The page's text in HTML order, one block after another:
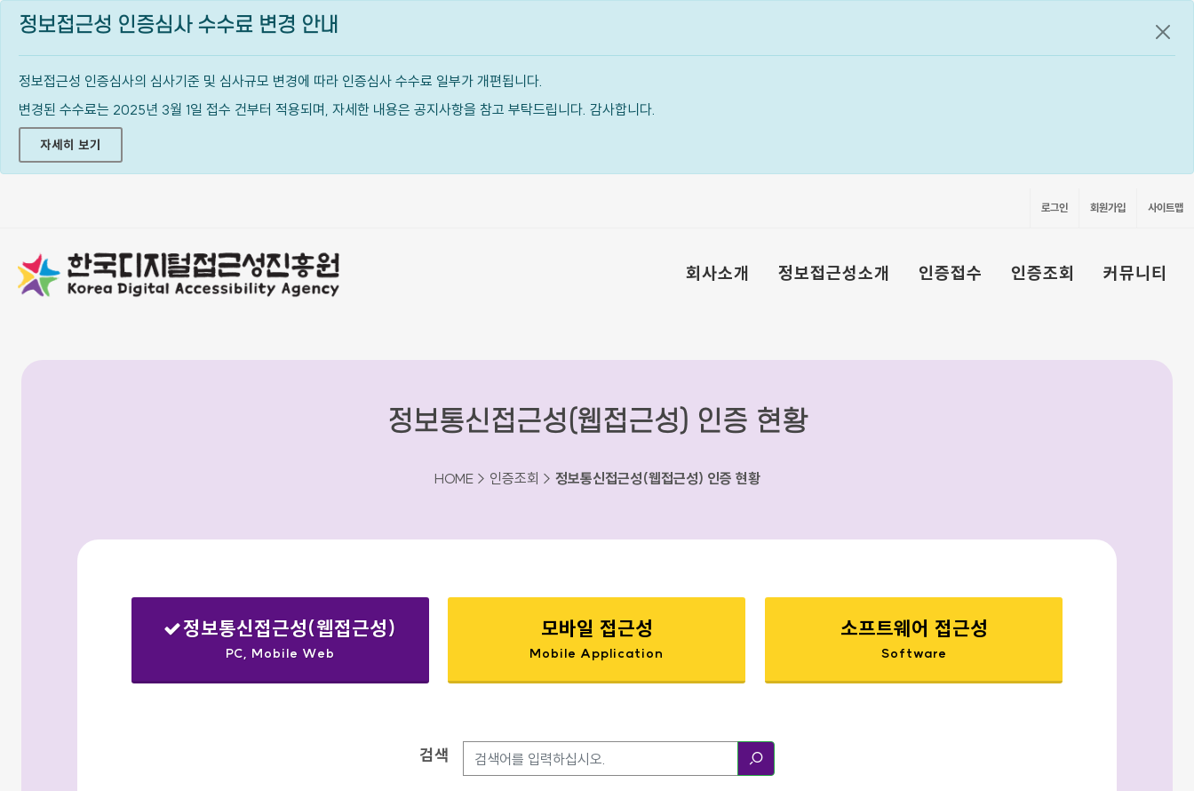
정보접근성 인증심사 수수료 변경 안내
정보접근성 인증심사의 심사기준 및 심사규모 변경에 따라 인증심사 수수료 일부가 개편됩니다.
변경된 수수료는 2025년 3월 1일 접수 건부터 적용되며, 자세한 내용은 공지사항을 참고 부탁드립니다. 감사합니다.
자세히 보기
공지
로그인 회원가입 사이트맵
회사소개 정보접근성소개 인증접수 인증조회 커뮤니티
정보통신접근성(웹접근성) 인증 현황
HOME > 인증조회 > 정보통신접근성(웹접근성) 인증 현황
정보통신접근성(웹접근성)
PC, Mobile Web
모바일 접근성
Mobile Application
소프트웨어 접근성
Software
검색